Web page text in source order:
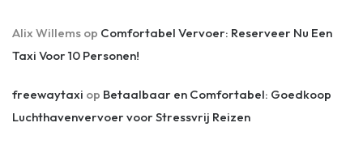
Alix Willems op Comfortabel Vervoer: Reserveer Nu Een
Taxi Voor 10 Personen!
freewaytaxi op Betaalbaar en Comfortabel: Goedkoop
Luchthavenvervoer voor Stressvrij Reizen